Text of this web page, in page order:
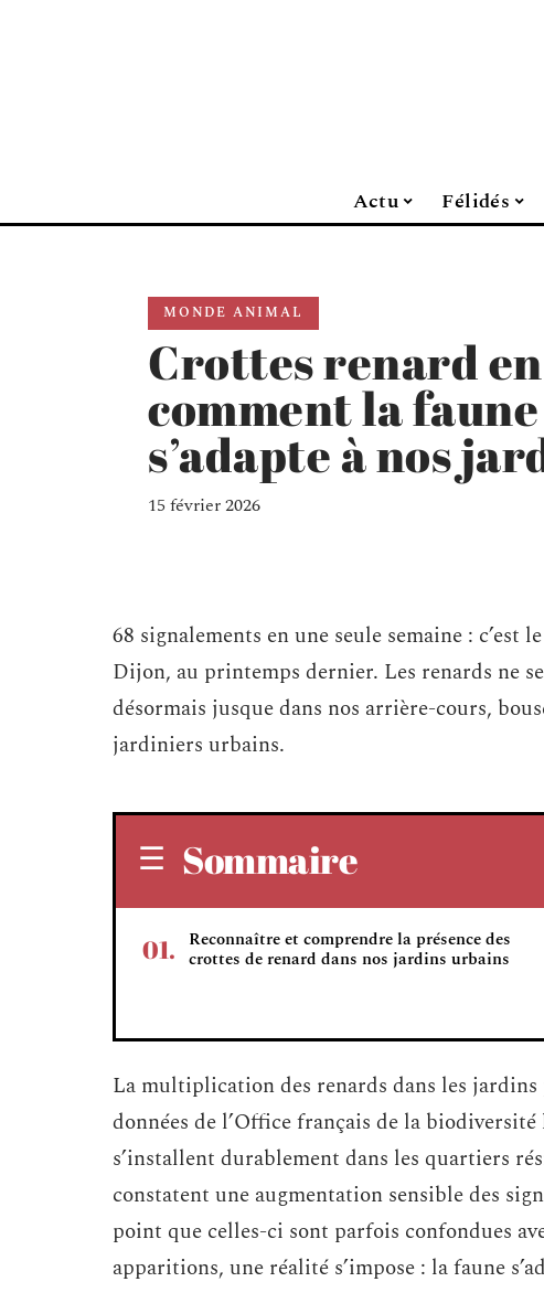
Actu Félidés
MONDE ANIMAL
Crottes renard
comment la faune
s’adapte à nos
15 février 2026
68 signalements en une seule semaine :
Dijon, au printemps dernier. Les renards ne
désormais jusque dans nos arrière-cours,
jardiniers urbains.
Sommaire
Reconnaître et comprendre la présence des
crottes de renard dans nos jardins urbains
La multiplication des renards dans les jardins
données de l’Office français de la
s’installent durablement dans les quartiers
constatent une augmentation sensible des
point que celles-ci sont parfois confondues
apparitions, une réalité s’impose : la faune